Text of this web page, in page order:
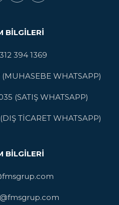
BILGILERI
394 1369
WHATSAPP)
(SATIŞ WHATSAPP)
TİCARET WHATSAPP)
BILGILERI